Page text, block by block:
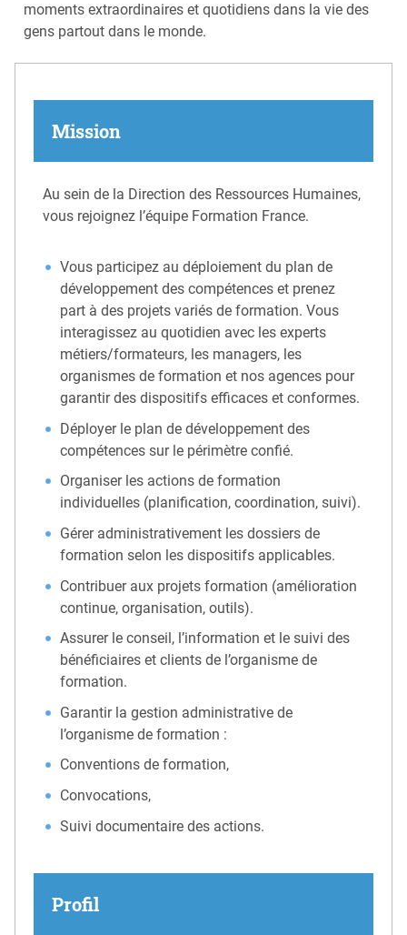
moments extraordinaires et quotidiens dans la vie des
gens partout dans le monde.
Mission
Au sein de la Direction des Ressources Humaines,
vous rejoignez l’équipe Formation France.
Vous participez au déploiement du plan de
développement des compétences et prenez
part à des projets variés de formation. Vous
interagissez au quotidien avec les experts
métiers/formateurs, les managers, les
organismes de formation et nos agences pour
garantir des dispositifs efficaces et conformes.
Déployer le plan de développement des
compétences sur le périmètre confié.
Organiser les actions de formation
individuelles (planification, coordination, suivi).
Gérer administrativement les dossiers de
formation selon les dispositifs applicables.
Contribuer aux projets formation (amélioration
continue, organisation, outils).
Assurer le conseil, l’information et le suivi des
bénéficiaires et clients de l’organisme de
formation.
Garantir la gestion administrative de
l’organisme de formation :
Conventions de formation,
Convocations,
Suivi documentaire des actions.
Profil